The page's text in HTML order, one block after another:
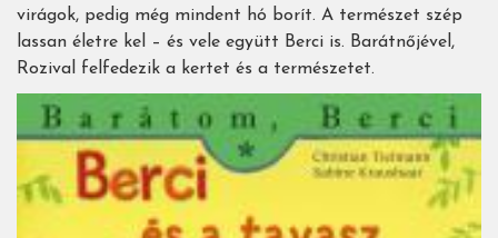
virágok, pedig még mindent hó borít. A természet szép
lassan életre kel – és vele együtt Berci is. Barátnőjével,
Rozival felfedezik a kertet és a természetet.